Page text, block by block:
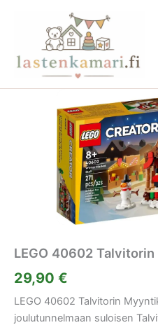
LEGO 40602
29,90 €
LEGO 40602 Talvitorin
joulutunnelmaan suloisen